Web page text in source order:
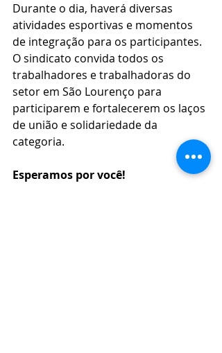
Durante o dia, haverá diversas
atividades esportivas e momentos
de integração para os participantes.
O sindicato convida todos os
trabalhadores e trabalhadoras do
setor em São Lourenço para
participarem e fortalecerem os laços
de união e solidariedade da
categoria.
Esperamos por você!